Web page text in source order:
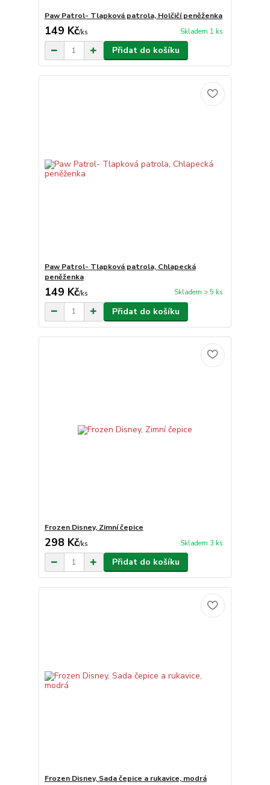
Paw Patrol- Tlapková patrola, Holčičí peněženka
149 Kč/ks Skladem 1 ks
Přidat do košíku
Paw Patrol- Tlapková patrola, Chlapecká
peněženka
149 Kč/ks Skladem > 5 ks
Přidat do košíku
Frozen Disney, Zimní čepice
298 Kč/ks Skladem 3 ks
Přidat do košíku
Frozen Disney, Sada čepice a rukavice, modrá